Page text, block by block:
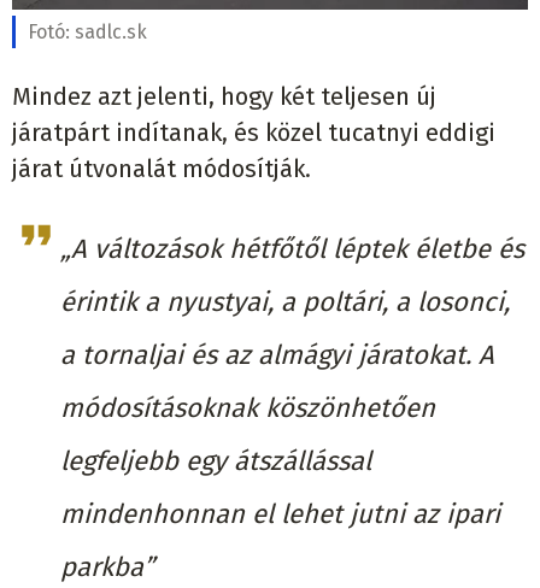
Fotó: sadlc.sk
Mindez azt jelenti, hogy két teljesen új
járatpárt indítanak, és közel tucatnyi eddigi
járat útvonalát módosítják.
„A változások hétfőtől léptek életbe és
érintik a nyustyai, a poltári, a losonci,
a tornaljai és az almágyi járatokat. A
módosításoknak köszönhetően
legfeljebb egy átszállással
mindenhonnan el lehet jutni az ipari
parkba”